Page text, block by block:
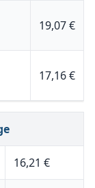
19,07 €
17,16 €
16,21 €